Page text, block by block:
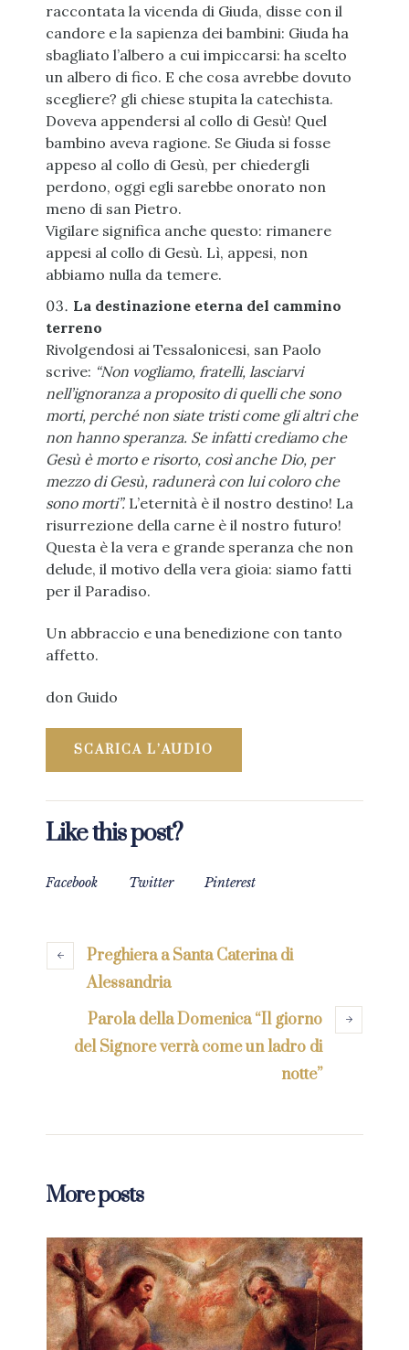
raccontata la vicenda di Giuda, disse con il
candore e la sapienza dei bambini: Giuda ha
sbagliato l’albero a cui impiccarsi: ha scelto
un albero di fico. E che cosa avrebbe dovuto
scegliere? gli chiese stupita la catechista.
Doveva appendersi al collo di Gesù! Quel
bambino aveva ragione. Se Giuda si fosse
appeso al collo di Gesù, per chiedergli
perdono, oggi egli sarebbe onorato non
meno di san Pietro.
Vigilare significa anche questo: rimanere
appesi al collo di Gesù. Lì, appesi, non
abbiamo nulla da temere.
La destinazione eterna del cammino
terreno
Rivolgendosi ai Tessalonicesi, san Paolo
scrive: “Non vogliamo, fratelli, lasciarvi
nell’ignoranza a proposito di quelli che sono
morti, perché non siate tristi come gli altri che
non hanno speranza. Se infatti crediamo che
Gesù è morto e risorto, così anche Dio, per
mezzo di Gesù, radunerà con lui coloro che
sono morti”.L’eternità è il nostro destino! La
risurrezione della carne è il nostro futuro!
Questa è la vera e grande speranza che non
delude, il motivo della vera gioia: siamo fatti
per il Paradiso.
Un abbraccio e una benedizione con tanto
affetto.
don Guido
SCARICA L’AUDIO
Like this post?
Facebook Twitter Pinterest
Preghiera a Santa Caterina di
Alessandria
Parola della Domenica “Il giorno
del Signore verrà come un ladro di
notte”
More posts